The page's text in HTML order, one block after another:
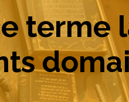
terme